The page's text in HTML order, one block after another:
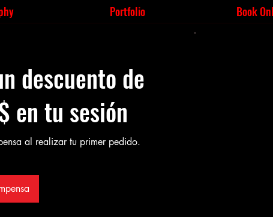
Portfolio Book
descuento de
en tu sesión
al realizar tu primer pedido.